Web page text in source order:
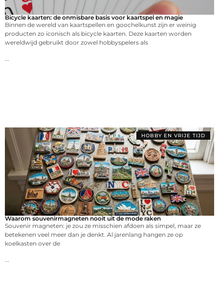
Bicycle kaarten: de onmisbare basis voor kaartspel en magie
Binnen de wereld van kaartspellen en goochelkunst zijn er weinig
producten zo iconisch als bicycle kaarten. Deze kaarten worden
wereldwijd gebruikt door zowel hobbyspelers als
HOBBY EN VRIJE TIJD
Waarom souvenirmagneten nooit uit de mode raken
Souvenir magneten: je zou ze misschien afdoen als simpel, maar ze
betekenen veel meer dan je denkt. Al jarenlang hangen ze op
koelkasten over de